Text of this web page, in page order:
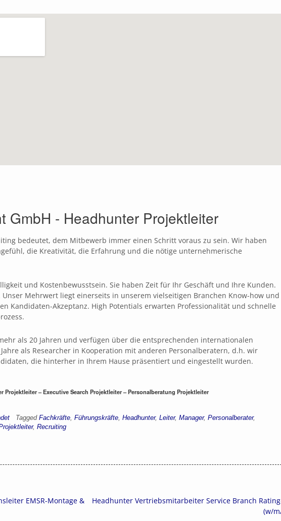
GmbH - Headhunter Projektleiter
bedeutet, dem Mitbewerb immer einen Schritt voraus zu sein. Wir haben
die Kreativität, die Erfahrung und die nötige unternehmerische
und Kostenbewusstsein. Sie haben Zeit für Ihr Geschäft und Ihre Kunden.
Mehrwert liegt einerseits in unserem vielseitigen Branchen Know-how und
Kandidaten-Akzeptanz. High Potentials erwarten Professionalität und schnelle
als 20 Jahren und verfügen über die entsprechenden internationalen
als Researcher in Kooperation mit anderen Personalberatern, d.h. wir
die hinterher in Ihrem Hause präsentiert und eingestellt wurden.
Projektleiter – Executive Search Projektleiter – Personalberatung Projektleiter
Tagged Fachkräfte, Führungskräfte, Headhunter, Leiter, Manager, Personalberater,
, Recruiting
EMSR-Montage &
Headhunter Vertriebsmitarbeiter Service Branch
(w/